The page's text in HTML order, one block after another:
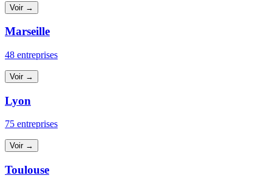
Voir →
Marseille
48 entreprises
Voir →
Lyon
75 entreprises
Voir →
Toulouse